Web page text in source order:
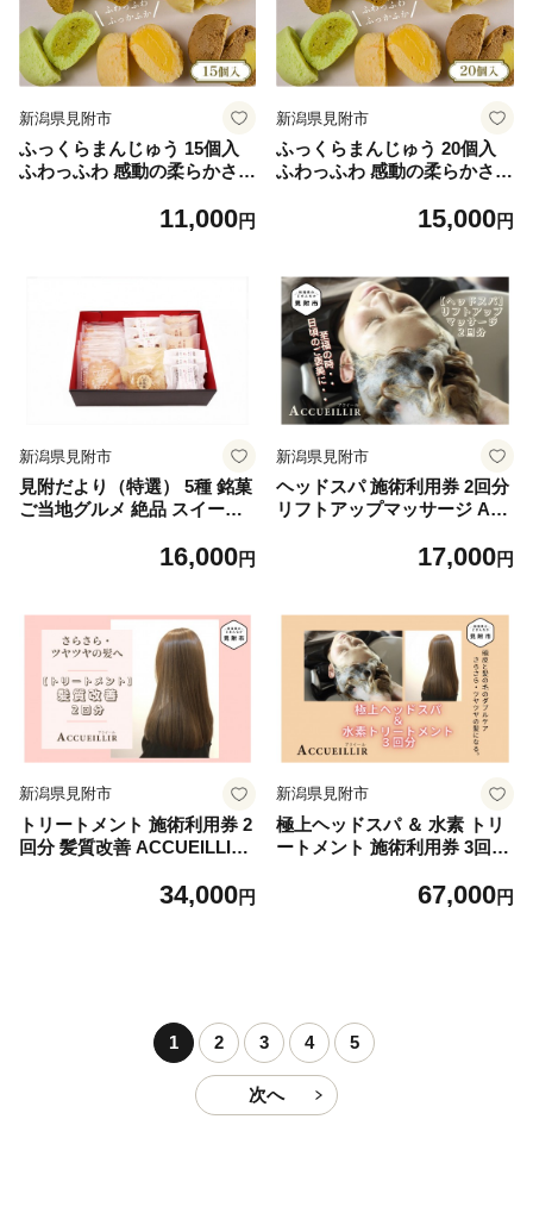
新潟県見附市
ふっくらまんじゅう 15個入
ふわっふわ 感動の柔らかさ
ツ お取り寄せ ご褒美 お土産
11,000円
新潟県見附市
ふっくらまんじゅう 20個入
ふわっふわ 感動の柔らかさ
ツ お取り寄せ ご褒美 お土産
15,000円
新潟県見附市
見附だより（特選） 5種 銘菓
ご当地グルメ 絶品 スイーツ
の日ギフト 新潟県 見附市
16,000円
新潟県見附市
ヘッドスパ 施術利用券 2回分
リフトアップマッサージ AC
ケット 体験型 プレゼント ギ
17,000円
新潟県見附市
トリートメント 施術利用券 2
回分 髪質改善 ACCUEILLIR
型 プレゼント ギフト 贈答 新
34,000円
新潟県見附市
極上ヘッドスパ ＆ 水素 トリ
ートメント 施術利用券 3回分
チケット 体験型 プレゼント
67,000円
1 2 3 4 5
次へ